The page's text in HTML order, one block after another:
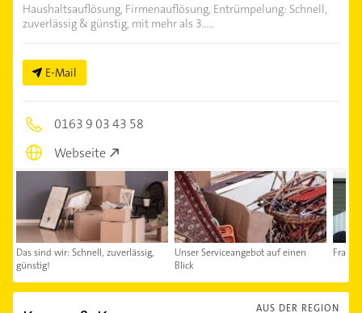
Haushalts­auflösung, Firmenauflösung, Entrümpelung: Schnell,
zuverlässig & günstig, mit mehr als 3.....
E-Mail
0163 9 03 43 58
Webseite
Das sind wir: Schnell, zuverlässig,
günstig!
Unser Serviceangebot auf einen
Blick
AUS DER REGION